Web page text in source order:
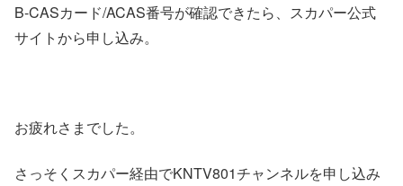
B-CASカード/ACAS番号が確認できたら、スカパー公式
サイトから申し込み。
お疲れさまでした。
さっそくスカパー経由でKNTV801チャンネルを申し込み